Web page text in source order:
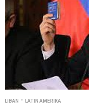
LIBAN • LATIN AMERIKA